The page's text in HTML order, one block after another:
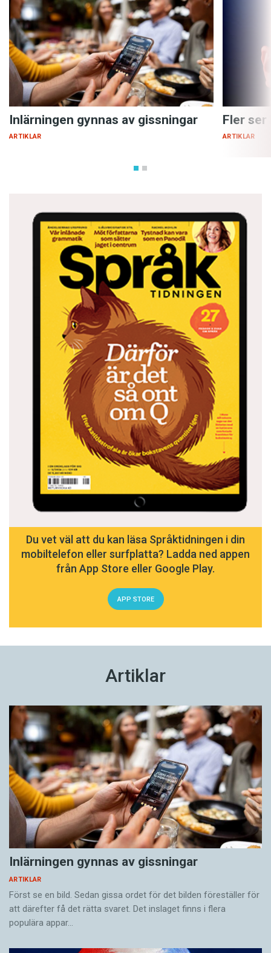
Inlärningen gynnas av gissningar
ARTIKLAR
Fler
ARTIKLAR
Du vet väl att du kan läsa Språktidningen i din
mobiltelefon eller surfplatta? Ladda ned appen
från App Store eller Google Play.
APP STORE
Artiklar
Inlärningen gynnas av gissningar
ARTIKLAR
Först se en bild. Sedan gissa ordet för det bilden föreställer för
att därefter få det rätta svaret. Det inslaget finns i flera
populära appar…